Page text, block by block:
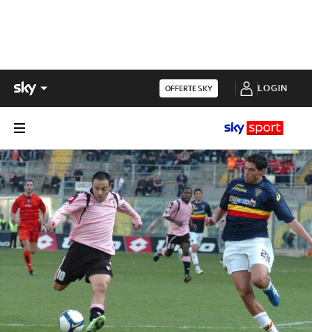
OFFERTE SKY LOGIN